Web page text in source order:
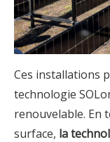
Ces installations
technologie
renouvelable. En
surface, la